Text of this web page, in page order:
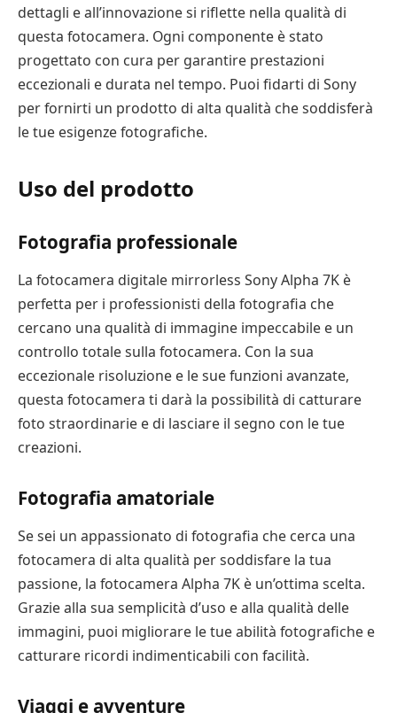
dettagli e all’innovazione si riflette nella qualità di
questa fotocamera. Ogni componente è stato
progettato con cura per garantire prestazioni
eccezionali e durata nel tempo. Puoi fidarti di Sony
per fornirti un prodotto di alta qualità che soddisferà
le tue esigenze fotografiche.
Uso del prodotto
Fotografia professionale
La fotocamera digitale mirrorless Sony Alpha 7K è
perfetta per i professionisti della fotografia che
cercano una qualità di immagine impeccabile e un
controllo totale sulla fotocamera. Con la sua
eccezionale risoluzione e le sue funzioni avanzate,
questa fotocamera ti darà la possibilità di catturare
foto straordinarie e di lasciare il segno con le tue
creazioni.
Fotografia amatoriale
Se sei un appassionato di fotografia che cerca una
fotocamera di alta qualità per soddisfare la tua
passione, la fotocamera Alpha 7K è un’ottima scelta.
Grazie alla sua semplicità d’uso e alla qualità delle
immagini, puoi migliorare le tue abilità fotografiche e
catturare ricordi indimenticabili con facilità.
Viaggi e avventure